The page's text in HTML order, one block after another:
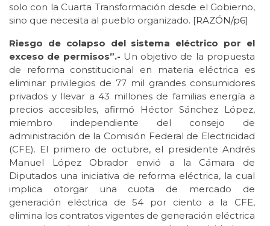
solo con la Cuarta Transformación desde el Gobierno,
sino que necesita al pueblo organizado. [RAZÓN/p6]
Riesgo de colapso del sistema eléctrico por el
exceso de permisos”.- Un objetivo de la propuesta
de reforma constitucional en materia eléctrica es
eliminar privilegios de 77 mil grandes consumidores
privados y llevar a 43 millones de familias energía a
precios accesibles, afirmó Héctor Sánchez López,
miembro independiente del consejo de
administración de la Comisión Federal de Electricidad
(CFE). El primero de octubre, el presidente Andrés
Manuel López Obrador envió a la Cámara de
Diputados una iniciativa de reforma eléctrica, la cual
implica otorgar una cuota de mercado de
generación eléctrica de 54 por ciento a la CFE,
elimina los contratos vigentes de generación eléctrica